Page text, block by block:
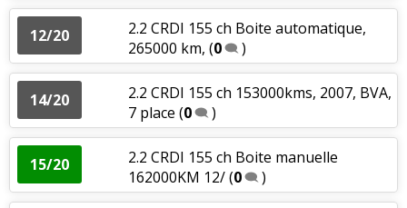
12/20
2.2 CRDI 155 ch Boite automatique,
265000 km, (0 )
14/20
2.2 CRDI 155 ch 153000kms, 2007, BVA,
7 place (0 )
15/20
2.2 CRDI 155 ch Boite manuelle
162000KM 12/(0 )